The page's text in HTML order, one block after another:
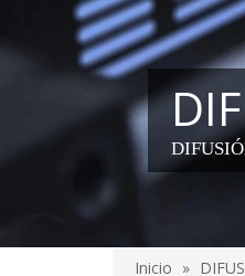
Inicio